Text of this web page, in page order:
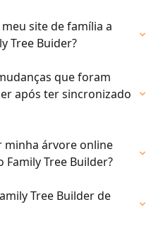
site de família a
Tree Buider?
que foram
após ter sincronizado
minha árvore online
Tree Builder?
Tree Builder de